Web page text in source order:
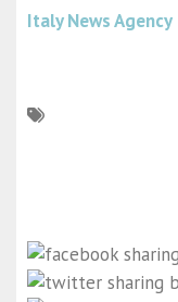
Italy News Agency